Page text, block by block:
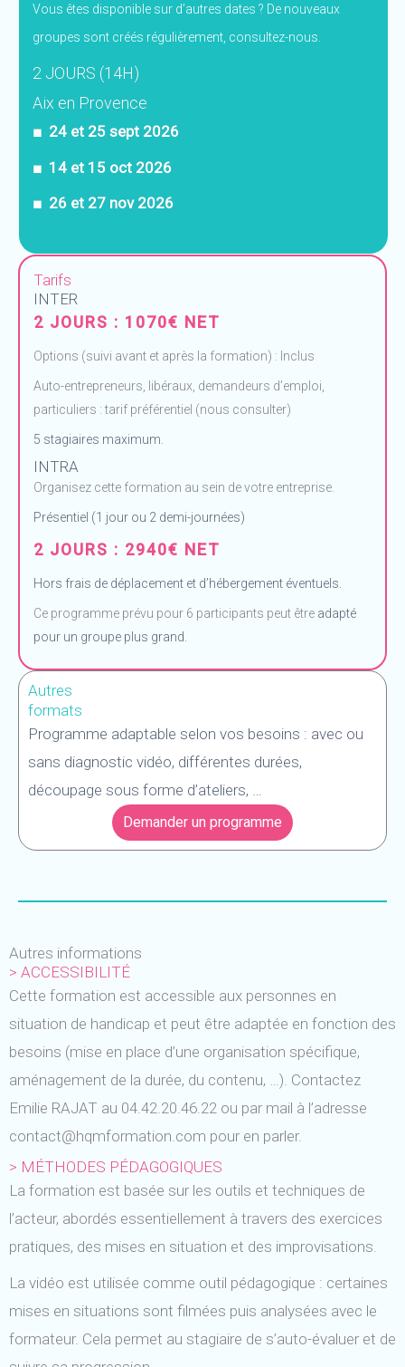
Vous êtes disponible sur d’autres dates ? De nouveaux
groupes sont créés régulièrement, consultez-nous.
2 JOURS (14H)
Aix en Provence
■ 24 et 25 sept 2026
■ 14 et 15 oct 2026
■ 26 et 27 nov 2026
Tarifs
INTER
2 JOURS : 1070€ NET
Options (suivi avant et après la formation) : Inclus
Auto-entrepreneurs, libéraux, demandeurs d’emploi,
particuliers : tarif préférentiel (nous consulter)
5 stagiaires maximum.
INTRA
Organisez cette formation au sein de votre entreprise.
Présentiel (1 jour ou 2 demi-journées)
2 JOURS : 2940€ NET
Hors frais de déplacement et d’hébergement éventuels.
Ce programme prévu pour 6 participants peut être adapté
pour un groupe plus grand.
Autres
formats
Programme adaptable selon vos besoins : avec ou
sans diagnostic vidéo, différentes durées,
découpage sous forme d’ateliers, …
Demander un programme
Autres informations
> ACCESSIBILITÉ
Cette formation est accessible aux personnes en
situation de handicap et peut être adaptée en fonction des
besoins (mise en place d’une organisation spécifique,
aménagement de la durée, du contenu, …). Contactez
Emilie RAJAT au 04.42.20.46.22 ou par mail à l’adresse
contact@hqmformation.com pour en parler.
> MÉTHODES PÉDAGOGIQUES
La formation est basée sur les outils et techniques de
l’acteur, abordés essentiellement à travers des exercices
pratiques, des mises en situation et des improvisations.
La vidéo est utilisée comme outil pédagogique : certaines
mises en situations sont filmées puis analysées avec le
formateur. Cela permet au stagiaire de s’auto-évaluer et de